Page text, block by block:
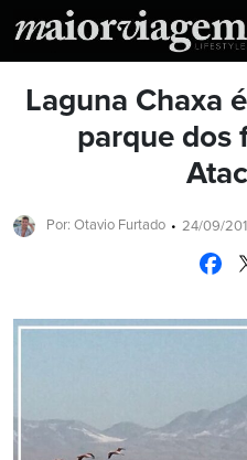
Laguna Chaxa
parque dos
Por: Otavio Furtado 24/09/